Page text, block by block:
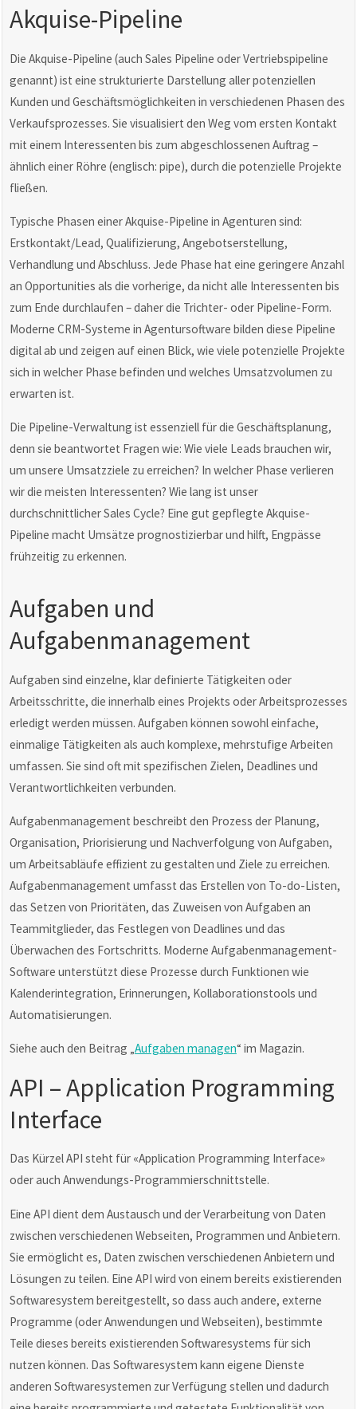
Akquise-Pipeline
Die Akquise-Pipeline (auch Sales Pipeline oder Vertriebspipeline
genannt) ist eine strukturierte Darstellung aller potenziellen
Kunden und Geschäftsmöglichkeiten in verschiedenen Phasen des
Verkaufsprozesses. Sie visualisiert den Weg vom ersten Kontakt
mit einem Interessenten bis zum abgeschlossenen Auftrag –
ähnlich einer Röhre (englisch: pipe), durch die potenzielle Projekte
fließen.
Typische Phasen einer Akquise-Pipeline in Agenturen sind:
Erstkontakt/Lead, Qualifizierung, Angebotserstellung,
Verhandlung und Abschluss. Jede Phase hat eine geringere Anzahl
an Opportunities als die vorherige, da nicht alle Interessenten bis
zum Ende durchlaufen – daher die Trichter- oder Pipeline-Form.
Moderne CRM-Systeme in Agentursoftware bilden diese Pipeline
digital ab und zeigen auf einen Blick, wie viele potenzielle Projekte
sich in welcher Phase befinden und welches Umsatzvolumen zu
erwarten ist.
Die Pipeline-Verwaltung ist essenziell für die Geschäftsplanung,
denn sie beantwortet Fragen wie: Wie viele Leads brauchen wir,
um unsere Umsatzziele zu erreichen? In welcher Phase verlieren
wir die meisten Interessenten? Wie lang ist unser
durchschnittlicher Sales Cycle? Eine gut gepflegte Akquise-
Pipeline macht Umsätze prognostizierbar und hilft, Engpässe
frühzeitig zu erkennen.
Aufgaben und
Aufgabenmanagement
Aufgaben sind einzelne, klar definierte Tätigkeiten oder
Arbeitsschritte, die innerhalb eines Projekts oder Arbeitsprozesses
erledigt werden müssen. Aufgaben können sowohl einfache,
einmalige Tätigkeiten als auch komplexe, mehrstufige Arbeiten
umfassen. Sie sind oft mit spezifischen Zielen, Deadlines und
Verantwortlichkeiten verbunden.
Aufgabenmanagement beschreibt den Prozess der Planung,
Organisation, Priorisierung und Nachverfolgung von Aufgaben,
um Arbeitsabläufe effizient zu gestalten und Ziele zu erreichen.
Aufgabenmanagement umfasst das Erstellen von To-do-Listen,
das Setzen von Prioritäten, das Zuweisen von Aufgaben an
Teammitglieder, das Festlegen von Deadlines und das
Überwachen des Fortschritts. Moderne Aufgabenmanagement-
Software unterstützt diese Prozesse durch Funktionen wie
Kalenderintegration, Erinnerungen, Kollaborationstools und
Automatisierungen.
Siehe auch den Beitrag „Aufgaben managen“ im Magazin.
API – Application Programming
Interface
Das Kürzel API steht für «Application Programming Interface»
oder auch Anwendungs-Programmierschnittstelle.
Eine API dient dem Austausch und der Verarbeitung von Daten
zwischen verschiedenen Webseiten, Programmen und Anbietern.
Sie ermöglicht es, Daten zwischen verschiedenen Anbietern und
Lösungen zu teilen. Eine API wird von einem bereits existierenden
Softwaresystem bereitgestellt, so dass auch andere, externe
Programme (oder Anwendungen und Webseiten), bestimmte
Teile dieses bereits existierenden Softwaresystems für sich
nutzen können. Das Softwaresystem kann eigene Dienste
anderen Softwaresystemen zur Verfügung stellen und dadurch